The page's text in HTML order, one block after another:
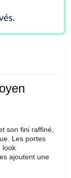
son fini raffiné,
Les portes
look
ajoutent une